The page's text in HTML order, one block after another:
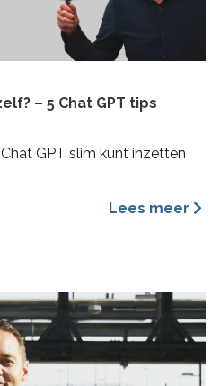
– 5 Chat GPT tips
GPT slim kunt inzetten
Lees meer